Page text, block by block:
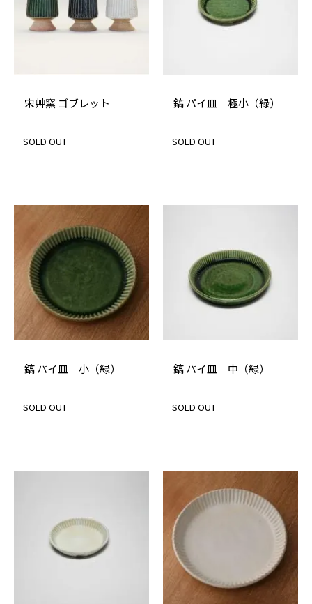
宋艸窯 ゴブレット
SOLD OUT
鎬 パイ皿 極小（緑）
SOLD OUT
鎬 パイ皿 小（緑）
SOLD OUT
鎬 パイ皿 中（緑）
SOLD OUT